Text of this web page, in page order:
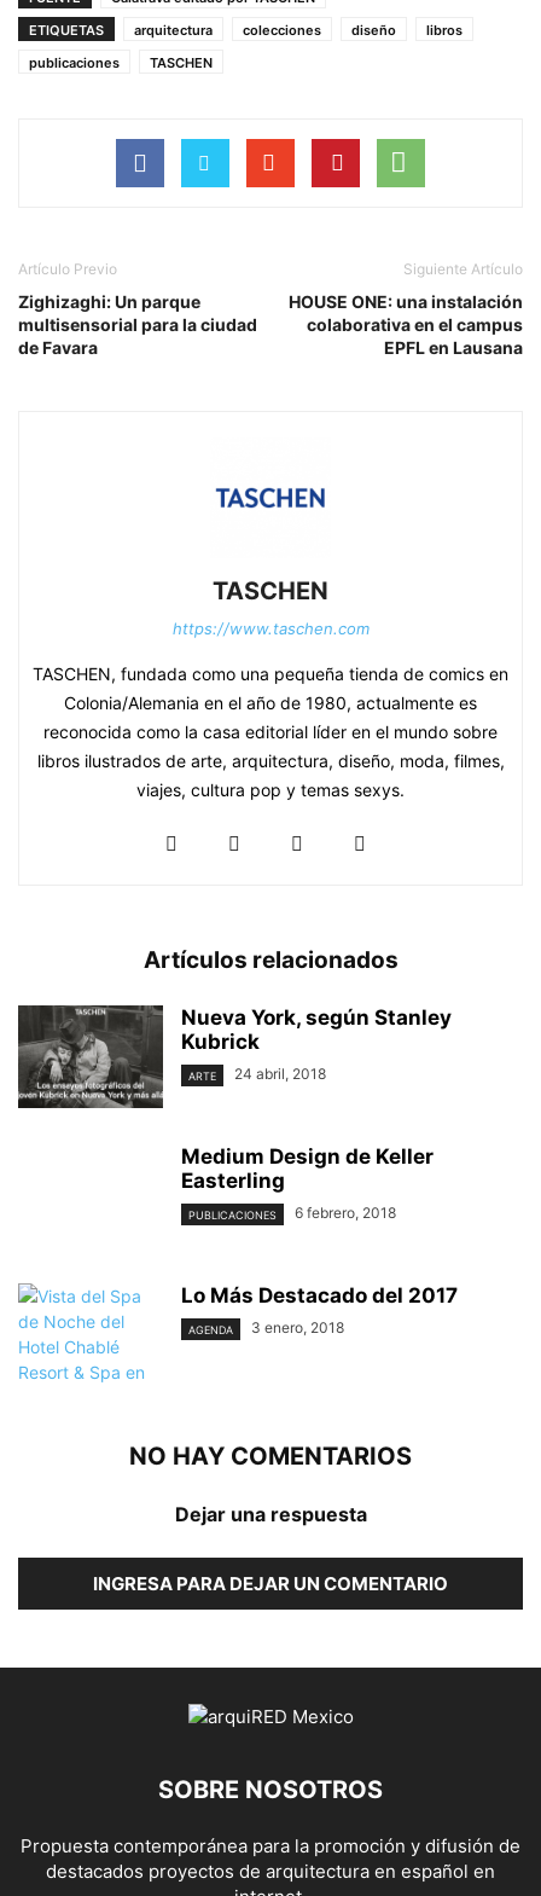
ETIQUETAS
arquitectura colecciones diseño
libros
publicaciones
TASCHEN
Artículo Previo
Zighizaghi: Un parque
multisensorial para la ciudad
de Favara
Siguiente Artículo
HOUSE ONE: una instalación
colaborativa en el campus
EPFL en Lausana
TASCHEN
https://www.taschen.com
TASCHEN, fundada como una pequeña tienda de comics en
Colonia/Alemania en el año de 1980, actualmente es
reconocida como la casa editorial líder en el mundo sobre
libros ilustrados de arte, arquitectura, diseño, moda, filmes,
viajes, cultura pop y temas sexys.
Artículos relacionados
Nueva York, según Stanley
Kubrick
ARTE 24 abril, 2018
Medium Design de Keller
Easterling
PUBLICACIONES 6 febrero, 2018
Lo Más Destacado del 2017
AGENDA 3 enero, 2018
NO HAY COMENTARIOS
Dejar una respuesta
INGRESA PARA DEJAR UN COMENTARIO
SOBRE NOSOTROS
Propuesta contemporánea para la promoción y difusión de
destacados proyectos de arquitectura en español en